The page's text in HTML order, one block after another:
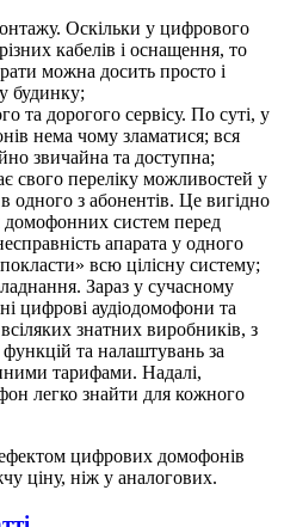
Оскільки у цифрового
кабелів і оснащення, то
можна досить просто і
будинку;
та дорогого сервісу. По суті, у
нема чому зламатися; вся
звичайна та доступна;
свого переліку можливостей у
в одного з абонентів. Це вигідно
домофонних систем перед
апарата у одного
всю цілісну систему;
Зараз у сучасному
цифрові аудіодомофони та
всіляких знатних виробників, з
та налаштувань за
тарифами. Надалі,
легко знайти для кожного
цифрових домофонів
ціну, ніж у аналогових.